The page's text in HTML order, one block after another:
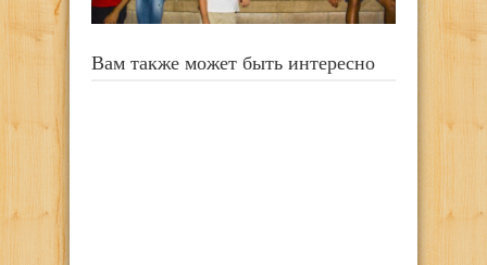
Вам также может быть интересно